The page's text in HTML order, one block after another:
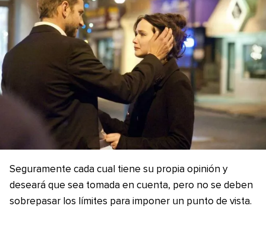
Seguramente cada cual tiene su propia opinión y
deseará que sea tomada en cuenta, pero no se deben
sobrepasar los límites para imponer un punto de vista.